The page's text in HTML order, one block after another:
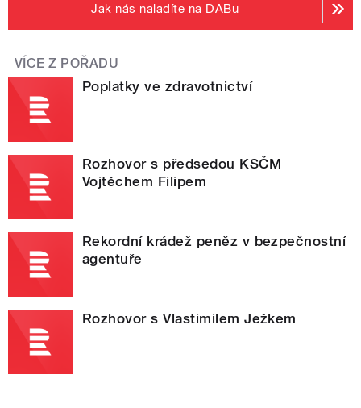
Jak nás naladíte na DABu
VÍCE Z POŘADU
Poplatky ve zdravotnictví
Rozhovor s předsedou KSČM
Vojtěchem Filipem
Rekordní krádež peněz v bezpečnostní
agentuře
Rozhovor s Vlastimilem Ježkem